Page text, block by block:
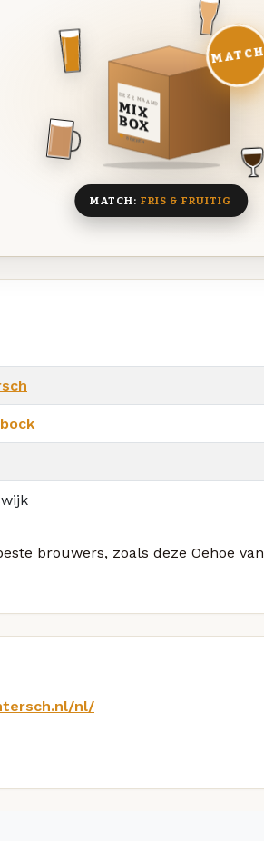
DEZE MAAND
MIX
BOX
8 BIEREN
MATCH
MATCH: FRIS & FRUITIG
brouwers, zoals deze Oehoe van
nl/